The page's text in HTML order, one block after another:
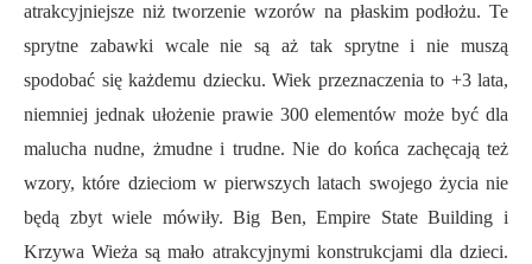
atrakcyjniejsze niż tworzenie wzorów na płaskim podłożu. Te
sprytne zabawki wcale nie są aż tak sprytne i nie muszą
spodobać się każdemu dziecku. Wiek przeznaczenia to +3 lata,
niemniej jednak ułożenie prawie 300 elementów może być dla
malucha nudne, żmudne i trudne. Nie do końca zachęcają też
wzory, które dzieciom w pierwszych latach swojego życia nie
będą zbyt wiele mówiły. Big Ben, Empire State Building i
Krzywa Wieża są mało atrakcyjnymi konstrukcjami dla dzieci.